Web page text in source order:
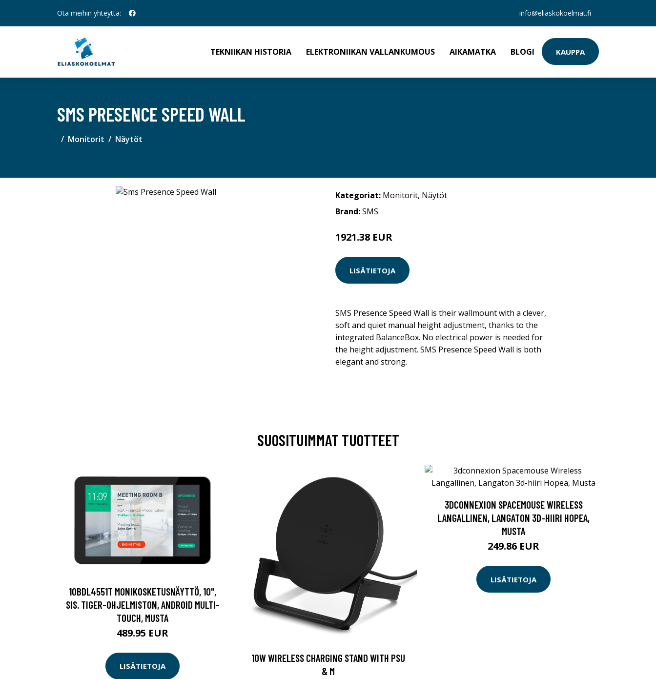
Ota meihin yhteyttä: info@eliaskokoelmat.fi
TEKNIIKAN HISTORIA ELEKTRONIIKAN VALLANKUMOUS AIKAMATKA BLOGI KAUPPA
SMS PRESENCE SPEED WALL
Monitorit Näytöt
Kategoriat: Monitorit, Näytöt
Brand:SMS
1921.38 EUR
LISÄTIETOJA
SMS Presence Speed Wall is their wallmount with a clever,
soft and quiet manual height adjustment, thanks to the
integrated BalanceBox. No electrical power is needed for
the height adjustment. SMS Presence Speed Wall is both
elegant and strong.
SUOSITUIMMAT TUOTTEET
10BDL4551T MONIKOSKETUSNÄYTTÖ, 10",
SIS. TIGER-OHJELMISTON, ANDROID MULTI-
TOUCH, MUSTA
489.95 EUR
LISÄTIETOJA
10W WIRELESS CHARGING STAND WITH PSU
& M
3DCONNEXION SPACEMOUSE WIRELESS
LANGALLINEN, LANGATON 3D-HIIRI HOPEA,
MUSTA
249.86 EUR
LISÄTIETOJA